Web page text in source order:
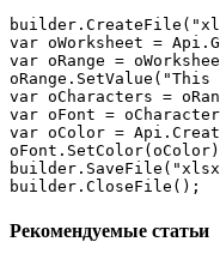
var oWorksheet =
var oRange =
var oCharacters =
var oFont =
var oColor =
builder.CloseFile();
Рекомендуемые статьи